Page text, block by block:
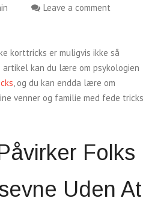
Leave a comment
korttricks er muligvis ikke så
kan du lære om psykologien
, og du kan endda lære om
venner og familie med fede tricks
Folks
Uden At